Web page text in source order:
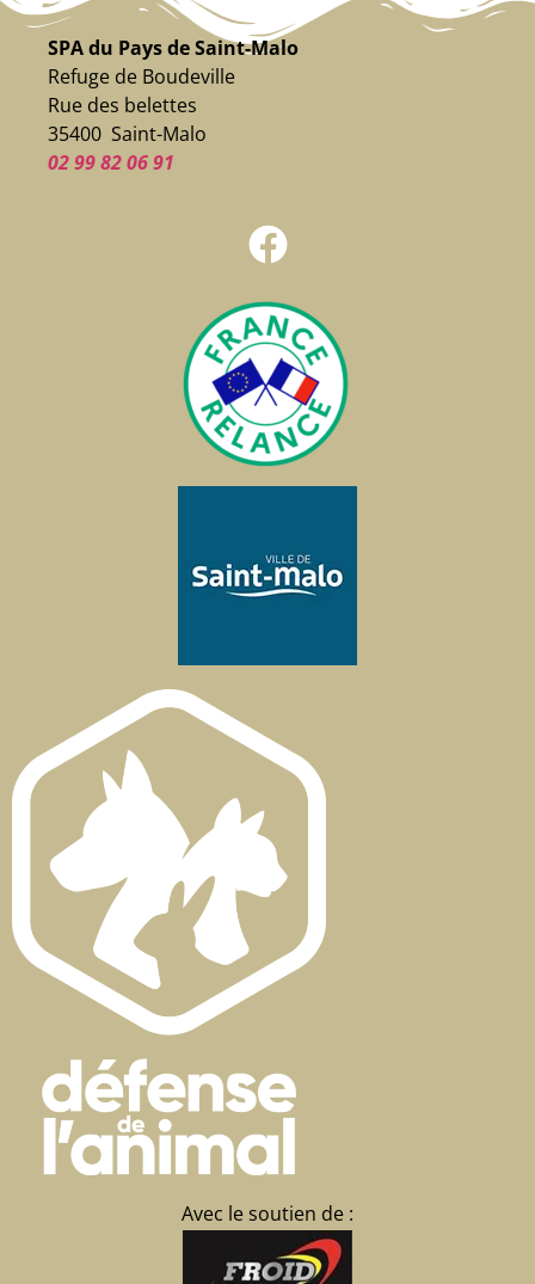
SPA du Pays de Saint-Malo
Refuge de Boudeville
Rue des belettes
35400 Saint-Malo
02 99 82 06 91
Avec le soutien de :